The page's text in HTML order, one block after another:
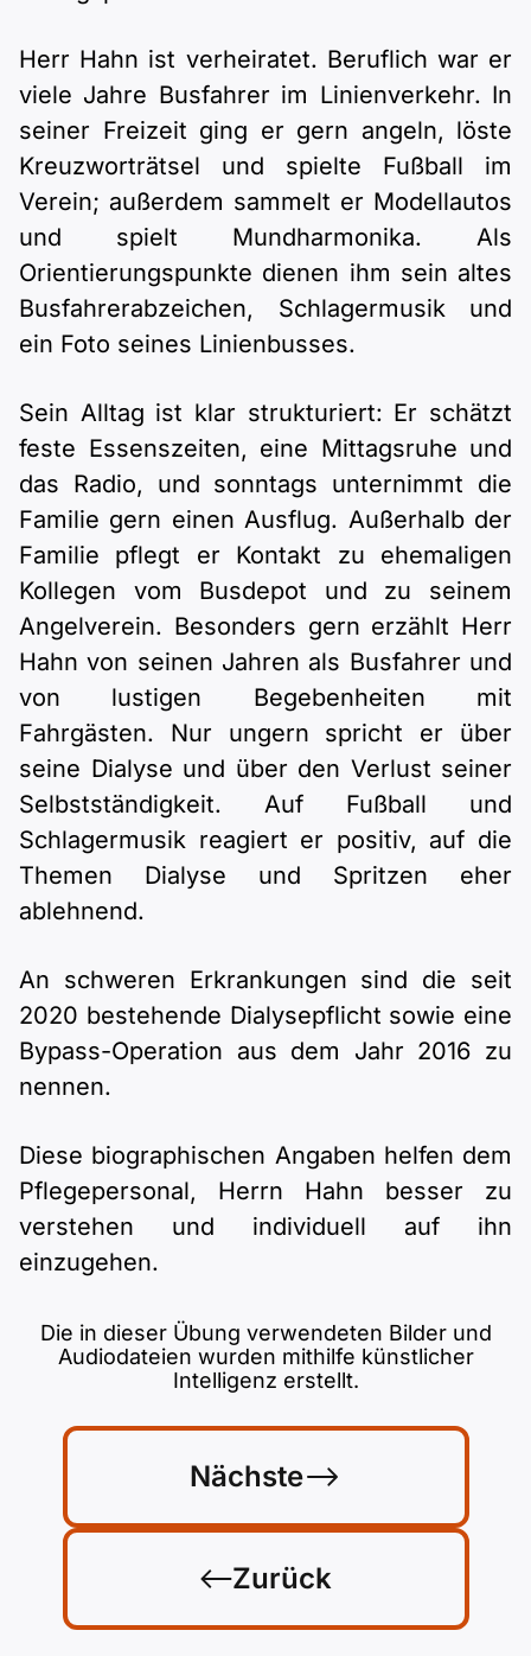
Herr Hahn ist verheiratet. Beruflich war er
viele Jahre Busfahrer im Linienverkehr. In
seiner Freizeit ging er gern angeln, löste
Kreuzworträtsel und spielte Fußball im
Verein; außerdem sammelt er Modellautos
und spielt Mundharmonika. Als
Orientierungspunkte dienen ihm sein altes
Busfahrerabzeichen, Schlagermusik und
ein Foto seines Linienbusses.
Sein Alltag ist klar strukturiert: Er schätzt
feste Essenszeiten, eine Mittagsruhe und
das Radio, und sonntags unternimmt die
Familie gern einen Ausflug. Außerhalb der
Familie pflegt er Kontakt zu ehemaligen
Kollegen vom Busdepot und zu seinem
Angelverein. Besonders gern erzählt Herr
Hahn von seinen Jahren als Busfahrer und
von lustigen Begebenheiten mit
Fahrgästen. Nur ungern spricht er über
seine Dialyse und über den Verlust seiner
Selbstständigkeit. Auf Fußball und
Schlagermusik reagiert er positiv, auf die
Themen Dialyse und Spritzen eher
ablehnend.
An schweren Erkrankungen sind die seit
2020 bestehende Dialysepflicht sowie eine
Bypass-Operation aus dem Jahr 2016 zu
nennen.
Diese biographischen Angaben helfen dem
Pflegepersonal, Herrn Hahn besser zu
verstehen und individuell auf ihn
einzugehen.
Zurück
Nächste
Die in dieser Übung verwendeten Bilder und
Audiodateien wurden mithilfe künstlicher
Intelligenz erstellt.